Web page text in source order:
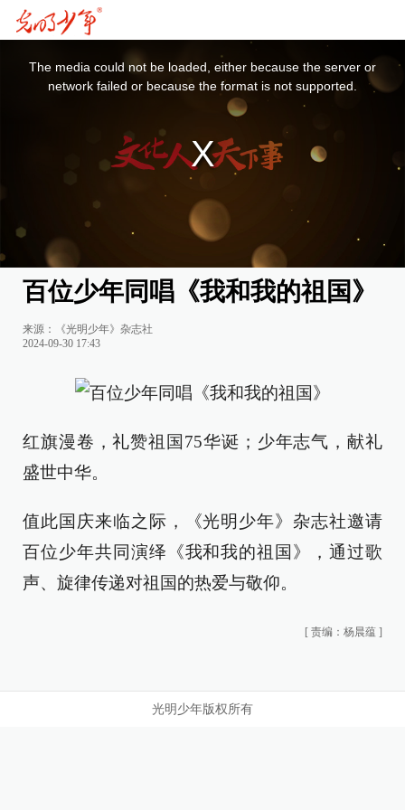
The media could not be loaded, either because the server or
network failed or because the format is not supported.
百位少年同唱《我和我的祖国》
来源：《光明少年》杂志社
2024-09-30 17:43
红旗漫卷，礼赞祖国75华诞；少年志气，献礼
盛世中华。
值此国庆来临之际，《光明少年》杂志社邀请
百位少年共同演绎《我和我的祖国》，通过歌
声、旋律传递对祖国的热爱与敬仰。
[ 责编：杨晨蕴 ]
光明少年版权所有